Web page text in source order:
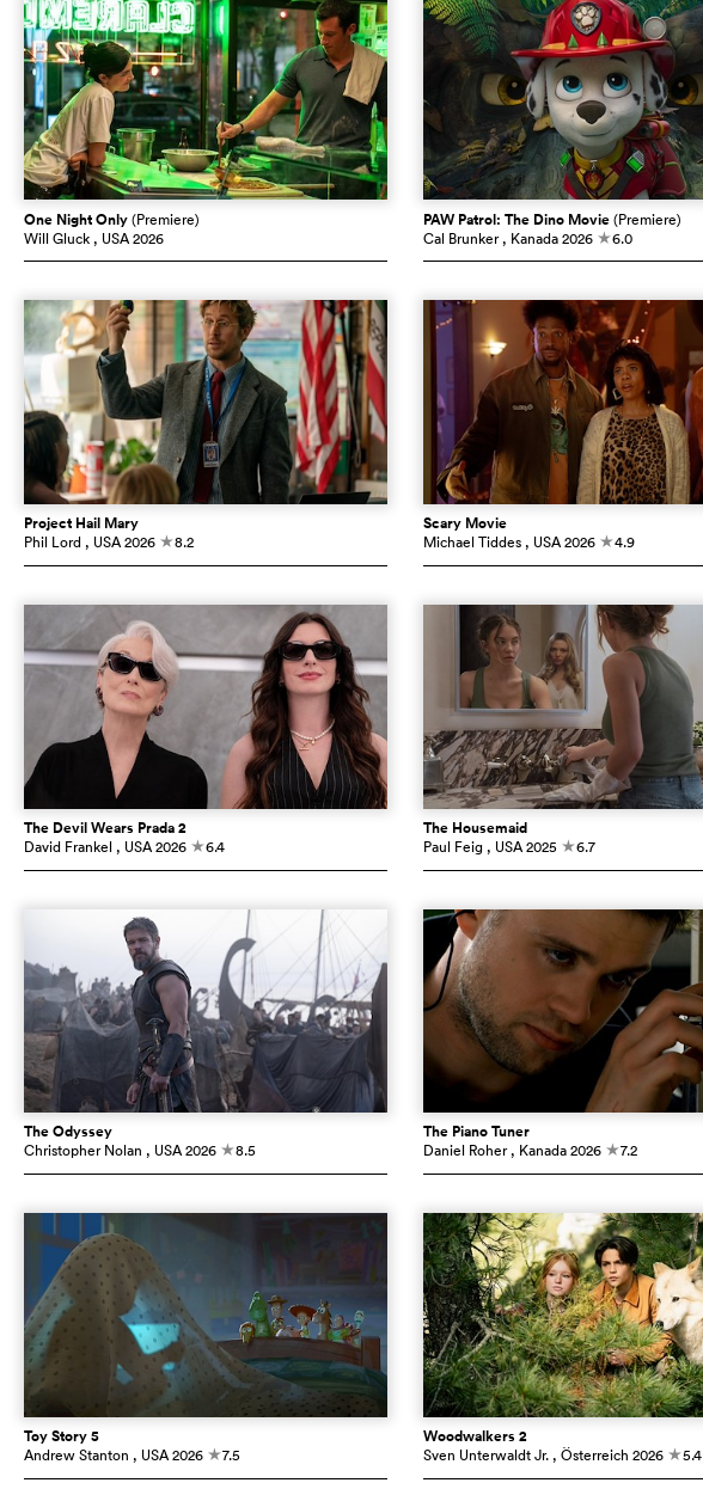
One Night Only(Premiere)
Will Gluck , USA2026
PAW Patrol: The Dino Movie(Premiere)
Cal Brunker , Kanada 2026 c6.0
Project Hail Mary
Phil Lord , USA2026 c8.2
Scary Movie
Michael Tiddes , USA 2026 c4.9
The Devil Wears Prada 2
David Frankel , USA2026 c6.4
The Housemaid
Paul Feig , USA 2025 c6.7
The Odyssey
Christopher Nolan , USA2026 c8.5
The Piano Tuner
Daniel Roher , Kanada 2026 c7.2
Toy Story 5
Andrew Stanton , USA2026 c7.5
Woodwalkers 2
Sven Unterwaldt Jr. , Österreich 2026 c5.4